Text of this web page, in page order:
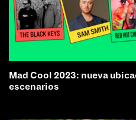
Mad Cool 2023: nueva
escenarios